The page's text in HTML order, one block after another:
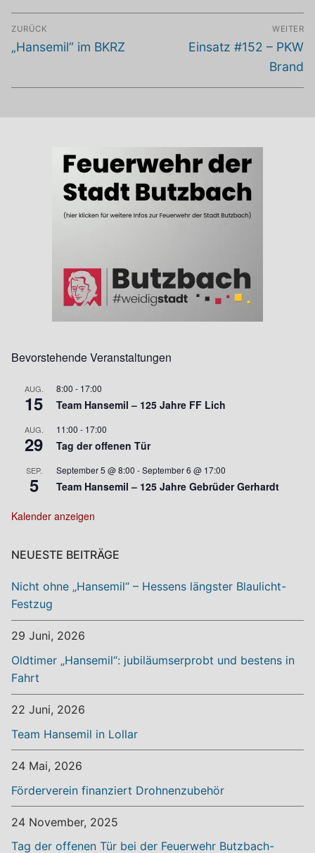
Beitragsnavigation
ZURÜCK
Vorheriger
„Hansemil“ im BKRZ
WEITER
Nächster
Einsatz #152 – PKW
Brand
Bevorstehende Veranstaltungen
AUG.
15
8:00 - 17:00
Team Hansemil – 125 Jahre FF Lich
AUG.
29
11:00 - 17:00
Tag der offenen Tür
SEP.
5
September 5 @ 8:00 -September 6 @ 17:00
Team Hansemil – 125 Jahre Gebrüder Gerhardt
Kalender anzeigen
NEUESTE BEITRÄGE
Nicht ohne „Hansemil“ – Hessens längster Blaulicht-
Festzug
29 Juni, 2026
Oldtimer „Hansemil“: jubiläumserprobt und bestens in
Fahrt
22 Juni, 2026
Team Hansemil in Lollar
24 Mai, 2026
Förderverein finanziert Drohnenzubehör
24 November, 2025
Tag der offenen Tür bei der Feuerwehr Butzbach-